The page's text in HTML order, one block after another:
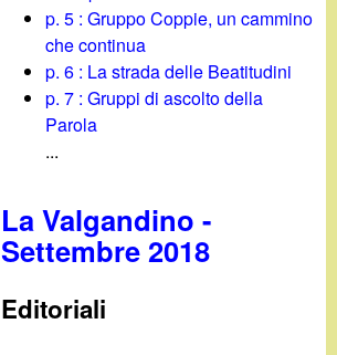
p. 5 : Gruppo Coppie, un cammino
che continua
p. 6 : La strada delle Beatitudini
p. 7 : Gruppi di ascolto della
Parola
...
La Valgandino -
Settembre 2018
Editoriali